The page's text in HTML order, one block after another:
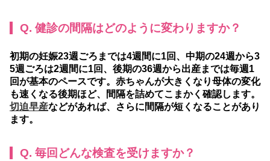
Q. 健診の間隔はどのように変わりますか？
初期の妊娠23週ごろまでは4週間に1回、中期の24週から3
5週ごろは2週間に1回、後期の36週から出産までは毎週1
回が基本のペースです。赤ちゃんが大きくなり母体の変化
も速くなる後期ほど、間隔を詰めてこまかく確認します。
切迫早産などがあれば、さらに間隔が短くなることがあり
ます。
Q. 毎回どんな検査を受けますか？